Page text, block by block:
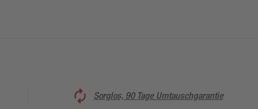
Sorglos, 90 Tage Umtauschgarantie